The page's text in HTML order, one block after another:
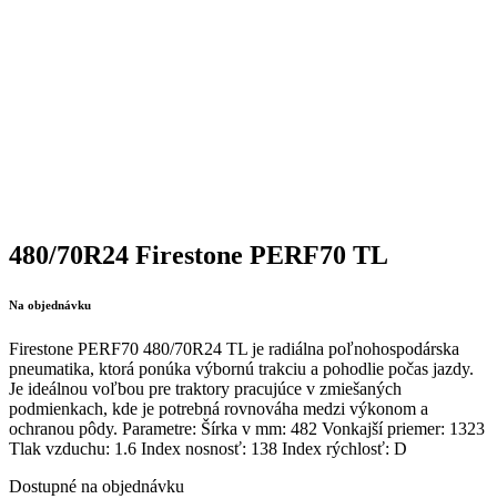
480/70R24 Firestone PERF70 TL
Na objednávku
Firestone PERF70 480/70R24 TL je radiálna poľnohospodárska
pneumatika, ktorá ponúka výbornú trakciu a pohodlie počas jazdy.
Je ideálnou voľbou pre traktory pracujúce v zmiešaných
podmienkach, kde je potrebná rovnováha medzi výkonom a
ochranou pôdy. Parametre: Šírka v mm: 482 Vonkajší priemer: 1323
Tlak vzduchu: 1.6 Index nosnosť: 138 Index rýchlosť: D
Dostupné na objednávku